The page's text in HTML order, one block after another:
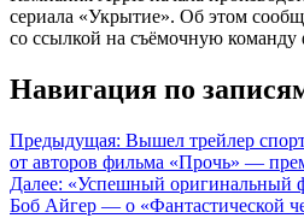
сериала «Укрытие». Об этом
со ссылкой на съёмочную команду
Навигация по
Предыдущая: Вышел трейлер
от авторов фильма «Прочь» —
Далее: «Успешный оригинальный
Боб Айгер — о «Фантастической